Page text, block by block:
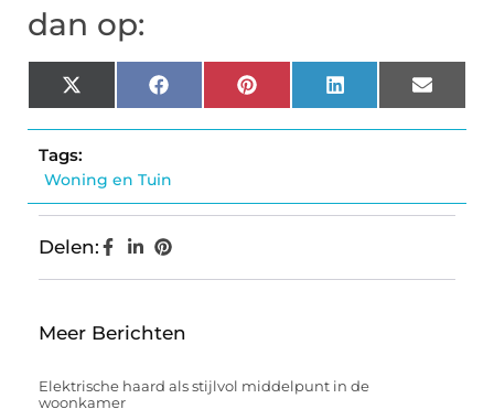
dan op:
X
(Twitter)
FacebookPinterestLinkedIn Email
Tags:
Woning en Tuin
Delen:
Meer Berichten
Elektrische haard als stijlvol middelpunt in de
woonkamer